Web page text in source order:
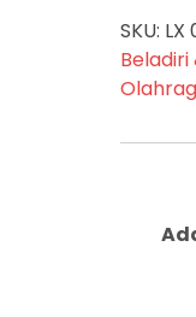
SKU: LX
Beladiri